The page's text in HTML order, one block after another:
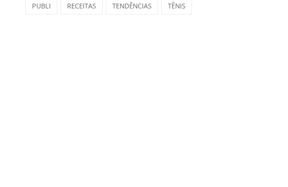
PUBLI RECEITAS TENDÊNCIAS TÊNIS